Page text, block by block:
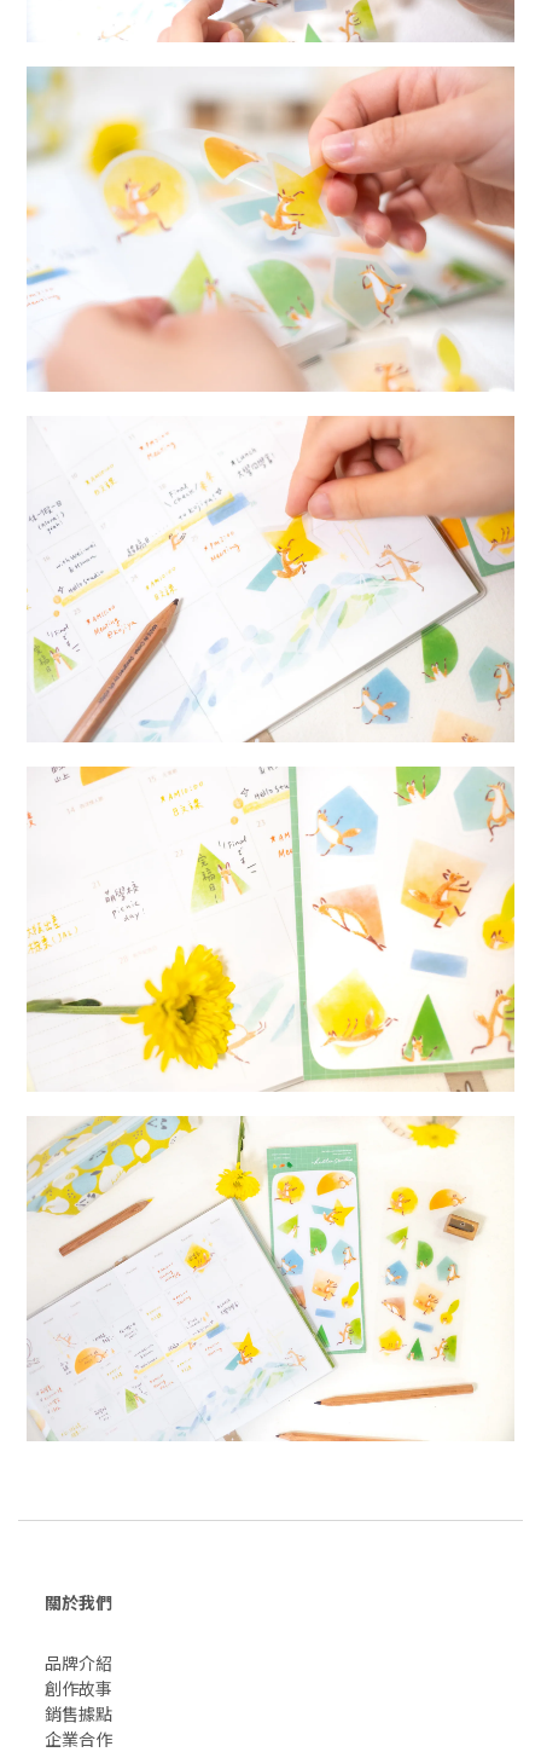
關於我們
品牌介紹
創作故事
​銷售據點
企業合作